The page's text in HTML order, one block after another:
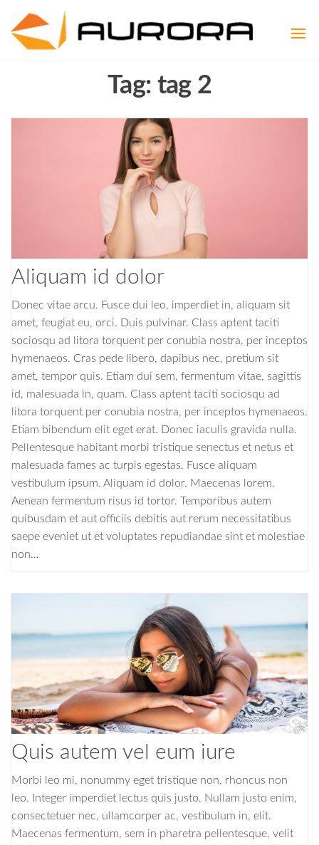
Aurora
Tag: tag 2
Aliquam id dolor
Donec vitae arcu. Fusce dui leo, imperdiet in, aliquam sit
amet, feugiat eu, orci. Duis pulvinar. Class aptent taciti
sociosqu ad litora torquent per conubia nostra, per inceptos
hymenaeos. Cras pede libero, dapibus nec, pretium sit
amet, tempor quis. Etiam dui sem, fermentum vitae, sagittis
id, malesuada in, quam. Class aptent taciti sociosqu ad
litora torquent per conubia nostra, per inceptos hymenaeos.
Etiam bibendum elit eget erat. Donec iaculis gravida nulla.
Pellentesque habitant morbi tristique senectus et netus et
malesuada fames ac turpis egestas. Fusce aliquam
vestibulum ipsum. Aliquam id dolor. Maecenas lorem.
Aenean fermentum risus id tortor. Temporibus autem
quibusdam et aut officiis debitis aut rerum necessitatibus
saepe eveniet ut et voluptates repudiandae sint et molestiae
non…
Quis autem vel eum iure
Morbi leo mi, nonummy eget tristique non, rhoncus non
leo. Integer imperdiet lectus quis justo. Nullam justo enim,
consectetuer nec, ullamcorper ac, vestibulum in, elit.
Maecenas fermentum, sem in pharetra pellentesque, velit